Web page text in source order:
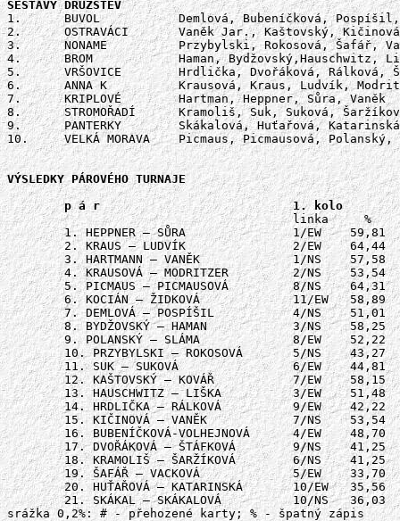
1.	BUVOL		Demlová, Bubeníčková, Pospíšil, Volhejnová
2.	OSTRAVÁCI	Vaněk Jar., Kaštovský, Kičinová, Kovář
3.	NONAME		Przybylski, Rokosová, Šafář, Vacková
4.	BROM		Haman, Bydžovský,Hauschwitz, Liška
5.	VRŠOVICE	Hrdlička, Dvořáková, Rálková, Štáfková
6.	ANNA K 		Krausová, Kraus, Ludvík, Modritz
7.	KRIPLOVÉ 	Hartman, Heppner, Sůra, Vaněk
8.	STROMOŘADÍ	Kramoliš, Suk, Suková, Šaržíková
9.	PANTERKY 	Skákalová, Huťařová, Katarinská, Skákal
10.	VELKÁ MORAVA	Picmaus, Picmausová, Polanský, Sláma.
VÝSLEDKY PÁROVÉHO TURNAJE
					linka	  %	linka	 %	 %	linka	 %	%
	1. HEPPNER – SŮRA		1/EW	59,81	1/EW	60,74	120,55	1/EW	60,19	180,74
	2. KRAUS – LUDVÍK		2/EW	64,44	2/NS	60,94	125,38	1/NS	54,48**	179,86
	3. HARTMANN – VANĚK		1/NS	57,58	1/NS	59,26	116,84	2/EW	57,96	174,80
	4. KRAUSOVÁ – MODRITZER		2/NS	53,54	2/EW	59,07	112,61	3/EW	61,85	174,46
	5. PICMAUS – PICMAUSOVÁ		8/NS	64,31	8/EW	52,04	116,35	2/NS	56,53*	172,88
	6. KOCIÁN – ŽIDKOVÁ 		11/EW	58,89	11/EW	54,44	113,33	3/NS	53,34*	166,67
	7. DEMLOVÁ – POSPÍŠIL		4/NS	51,01	4/EW	52,78	103,79	5/NS	62,12	165,91
	8. BYDŽOVSKÝ – HAMAN		3/NS	58,25	3/NS	53,70	111,95	4/EW	53,15	165,10
	9. POLANSKÝ – SLÁMA		8/EW	52,22	8/NS	58,72#	110,94	4/NS	47,14	158,08
	10. PRZYBYLSKI – ROKOSOVÁ	5/NS	43,27	5/NS	45,96	  89,23	8/EW	57,41	146,64
	11. SUK – SUKOVÁ		6/EW	44,81	6/NS	48,82	  93,63	7/NS	51,85	145,08
	12. KAŠTOVSKÝ – KOVÁŘ		7/EW	58,15	7/EW	44,07	102,22	5/EW	42,41	144,63
	13. HAUSCHWITZ – LIŠKA		3/EW	51,48	3/EW	49,44	100,92	6/EW	43,15	144,07
	14. HRDLIČKA – RÁLKOVÁ		9/EW	42,22	9/EW	45,74	  87,96	8/NS	53,17**	140,93
	15. KIČINOVÁ – VANĚK		7/NS	53,54	7/NS	41,25	  94,79	6/NS	45,29	140,08
	16. BUBENÍČKOVÁ-VOLHEJNOVÁ 	4/EW	48,70	4/NS	40,74	  89,44	7/EW	44,44	133,88
	17. DVOŘÁKOVÁ – ŠTÁFKOVÁ	9/NS	41,25	9/NS	43,60	  84,85	9/EW	44,07	128,92
	18. KRAMOLIŠ – ŠARŽÍKOVÁ	6/NS	41,25	6/EW	44,07	  85,32	9/NS	39,06	124,38
	19. ŠAFÁŘ – VACKOVÁ		5/EW	33,70	5/EW	43,33	  77,03	11/EW	45,37	122,40
	20. HUŤAŘOVÁ – KATARINSKÁ	10/EW	35,56	10/NS	46,80	  82,36	10/EW	40,00	122,36
	21. SKÁKAL – SKÁKALOVÁ		10/NS	36,03	10/EW	44,26	  80,29	10/NS	36,03	116,32
srážka 0,2%: # - přehozené karty; % - špatný zápis